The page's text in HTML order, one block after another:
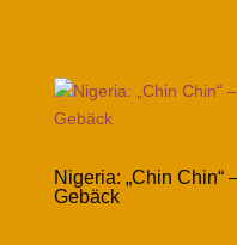
Nigeria: „Chin
Gebäck